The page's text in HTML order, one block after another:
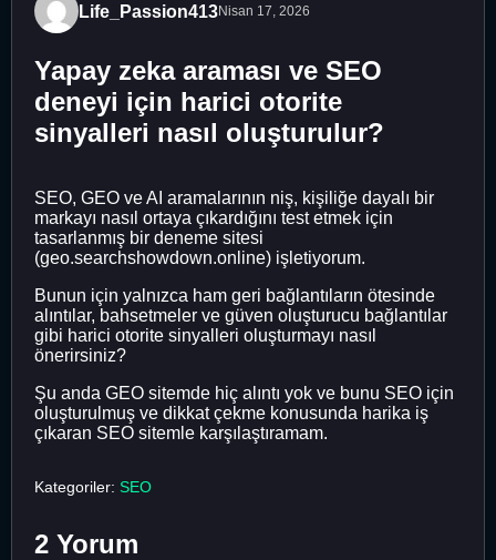
Life_Passion413Nisan 17, 2026
Yapay zeka araması ve SEO
deneyi için harici otorite
sinyalleri nasıl oluşturulur?
SEO, GEO ve AI aramalarının niş, kişiliğe dayalı bir
markayı nasıl ortaya çıkardığını test etmek için
tasarlanmış bir deneme sitesi
(geo.searchshowdown.online) işletiyorum.
Bunun için yalnızca ham geri bağlantıların ötesinde
alıntılar, bahsetmeler ve güven oluşturucu bağlantılar
gibi harici otorite sinyalleri oluşturmayı nasıl
önerirsiniz?
Şu anda GEO sitemde hiç alıntı yok ve bunu SEO için
oluşturulmuş ve dikkat çekme konusunda harika iş
çıkaran SEO sitemle karşılaştıramam.
Kategoriler: SEO
2 Yorum